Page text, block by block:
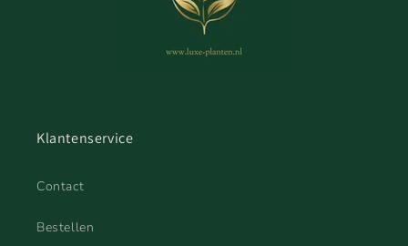
Klantenservice
Contact
Bestellen